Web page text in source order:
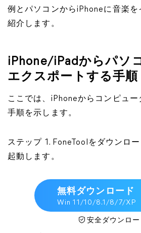
例とパソコンからiPhoneに音楽を
紹介します。
iPhone/iPadからパソ
エクスポートする手順
ここでは、iPhoneからコンピュー
手順を示します。
ステップ 1. FoneToolをダウンロ
起動します。
無料ダウンロード
Win 11/10/8.1/8/7/XP
安全ダウンロー